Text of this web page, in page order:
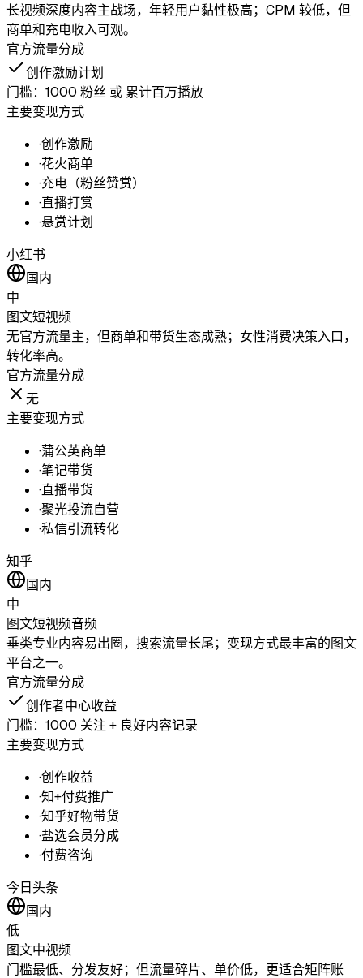
长视频深度内容主战场，年轻用户黏性极高；CPM 较低，但
商单和充电收入可观。
官方流量分成
创作激励计划
门槛： 1000 粉丝 或 累计百万播放
主要变现方式
·创作激励
·花火商单
·充电（粉丝赞赏）
·直播打赏
·悬赏计划
小红书
国内
中
图文短视频
无官方流量主，但商单和带货生态成熟；女性消费决策入口，
转化率高。
官方流量分成
无
主要变现方式
·蒲公英商单
·笔记带货
·直播带货
·聚光投流自营
·私信引流转化
知乎
国内
中
图文短视频音频
垂类专业内容易出圈，搜索流量长尾；变现方式最丰富的图文
平台之一。
官方流量分成
创作者中心收益
门槛： 1000 关注 + 良好内容记录
主要变现方式
·创作收益
·知+付费推广
·知乎好物带货
·盐选会员分成
·付费咨询
今日头条
国内
低
图文中视频
门槛最低、分发友好；但流量碎片、单价低，更适合矩阵账